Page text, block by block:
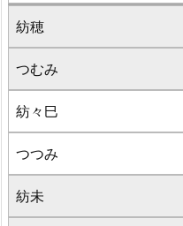
紡穂
つむみ
紡々巳
つつみ
紡未